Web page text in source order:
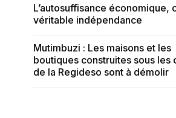
L’autosuffisance économique,
véritable indépendance
Mutimbuzi : Les maisons et les
boutiques construites sous les
de la Regideso sont à démolir